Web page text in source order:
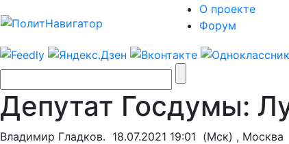
О проекте
Форум
Депутат Госдумы:
Владимир Гладков. 18.07.2021 19:01 (Мск) , Москва